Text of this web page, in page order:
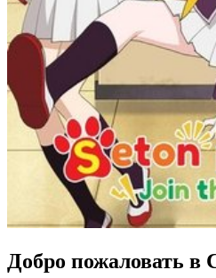
Добро пожаловать в